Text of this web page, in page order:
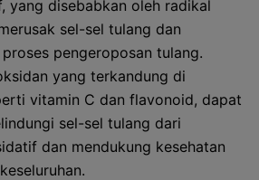
yang disebabkan oleh radikal
sel-sel tulang dan
pengeroposan tulang.
yang terkandung di
vitamin C dan flavonoid, dapat
sel-sel tulang dari
dan mendukung kesehatan